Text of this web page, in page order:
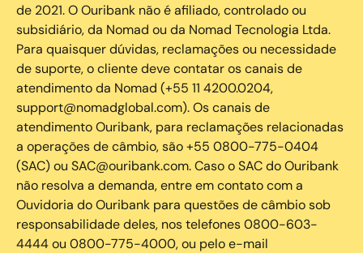
de 2021. O Ouribank não é afiliado, controlado ou
subsidiário, da Nomad ou da Nomad Tecnologia Ltda.
Para quaisquer dúvidas, reclamações ou necessidade
de suporte, o cliente deve contatar os canais de
atendimento da Nomad (+55 11 4200.0204,
support@nomadglobal.com). Os canais de
atendimento Ouribank, para reclamações relacionadas
a operações de câmbio, são +55 0800-775-0404
(SAC) ou SAC@ouribank.com. Caso o SAC do Ouribank
não resolva a demanda, entre em contato com a
Ouvidoria do Ouribank para questões de câmbio sob
responsabilidade deles, nos telefones 0800-603-
4444 ou 0800-775-4000, ou pelo e-mail